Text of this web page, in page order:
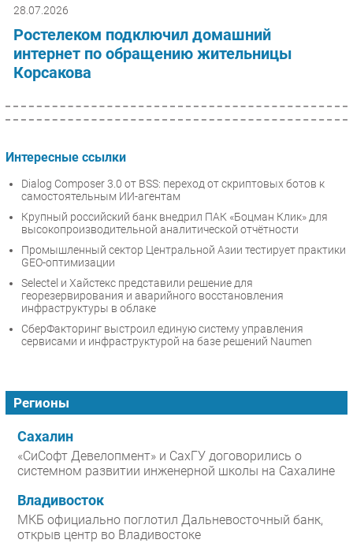
28.07.2026
Ростелеком подключил домашний
интернет по обращению жительницы
Корсакова
Интересные ссылки
Dialog Composer 3.0 от BSS: переход от скриптовых ботов к
самостоятельным ИИ-агентам
Крупный российский банк внедрил ПАК «Боцман Клик» для
высокопроизводительной аналитической отчётности
Промышленный сектор Центральной Азии тестирует практики
GEO-оптимизации
Selectel и Хайстекс представили решение для
георезервирования и аварийного восстановления
инфраструктуры в облаке
СберФакторинг выстроил единую систему управления
сервисами и инфраструктурой на базе решений Naumen
Регионы
Сахалин
«СиСофт Девелопмент» и СахГУ договорились о
системном развитии инженерной школы на Сахалине
Владивосток
МКБ официально поглотил Дальневосточный банк,
открыв центр во Владивостоке